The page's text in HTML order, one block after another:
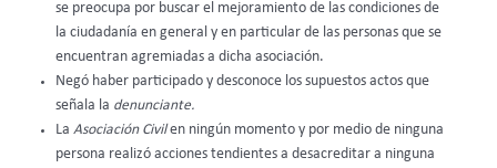
se preocupa por buscar el mejoramiento de las condiciones de
la ciudadanía en general y en particular de las personas que se
encuentran agremiadas a dicha asociación.
Negó haber participado y desconoce los supuestos actos que
señala la denunciante.
La Asociación Civilen ningún momento y por medio de ninguna
persona realizó acciones tendientes a desacreditar a ninguna